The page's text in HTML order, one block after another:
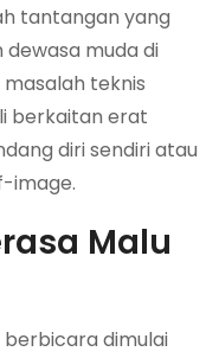
tantangan yang
muda di
masalah teknis
berkaitan erat
diri sendiri atau
image.
Malu
dimulai